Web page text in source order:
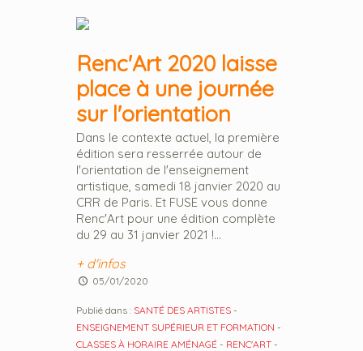
Renc'Art 2020 laisse
place à une journée
sur l'orientation
Dans le contexte actuel, la première
édition sera resserrée autour de
l'orientation de l'enseignement
artistique, samedi 18 janvier 2020 au
CRR de Paris. Et FUSE vous donne
Renc'Art pour une édition complète
du 29 au 31 janvier 2021 !...
+ d'infos
05/01/2020
Publié dans : SANTÉ DES ARTISTES -
ENSEIGNEMENT SUPÉRIEUR ET FORMATION -
CLASSES À HORAIRE AMÉNAGÉ - RENC'ART -